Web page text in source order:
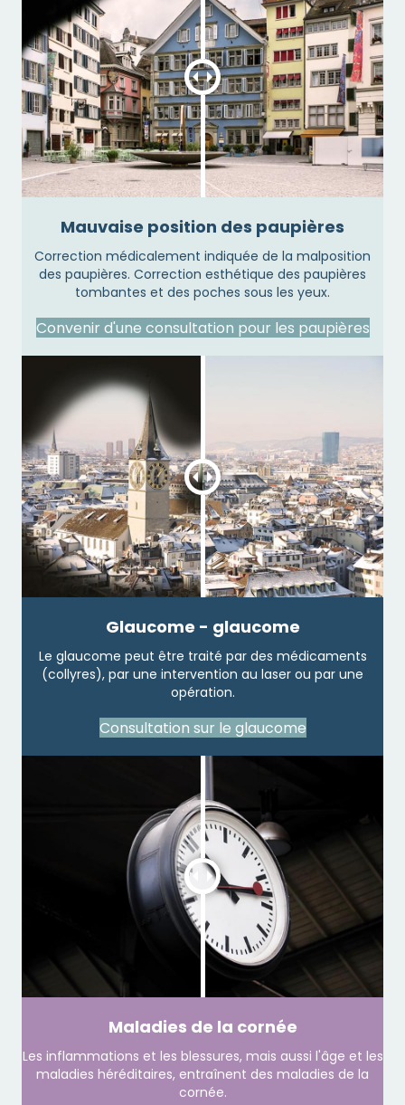
Mauvaise position des paupières
Correction médicalement indiquée de la malposition
des paupières. Correction esthétique des paupières
tombantes et des poches sous les yeux.
Convenir d'une consultation pour les paupières
Glaucome - glaucome
Le glaucome peut être traité par des médicaments
(collyres), par une intervention au laser ou par une
opération.
Consultation sur le glaucome
Maladies de la cornée
Les inflammations et les blessures, mais aussi l'âge et les
maladies héréditaires, entraînent des maladies de la
cornée.